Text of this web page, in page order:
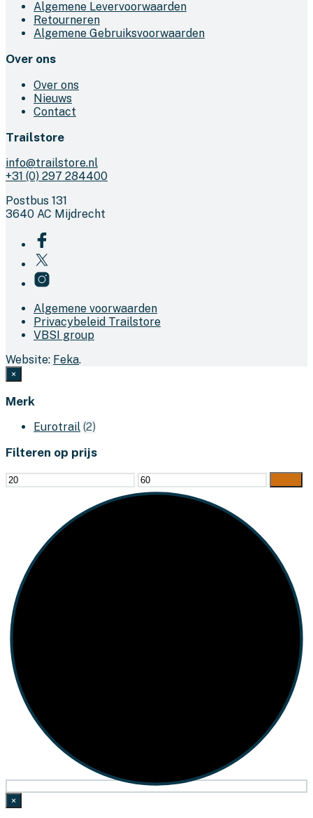
Algemene Levervoorwaarden
Retourneren
Algemene Gebruiksvoorwaarden
Over ons
Over ons
Nieuws
Contact
Trailstore
info@trailstore.nl
+31 (0) 297 284400
Postbus 131
3640 AC Mijdrecht
Algemene voorwaarden
Privacybeleid Trailstore
VBSI group
Website: Feka.
×
Merk
Eurotrail (2)
Filteren op prijs
Min.
prijs
Max.
prijs
×